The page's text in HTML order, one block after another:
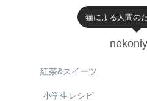
猫による人間の
紅茶&スイーツ
小学生レシピ